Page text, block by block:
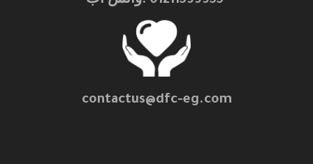
contactus@dfc-eg.com